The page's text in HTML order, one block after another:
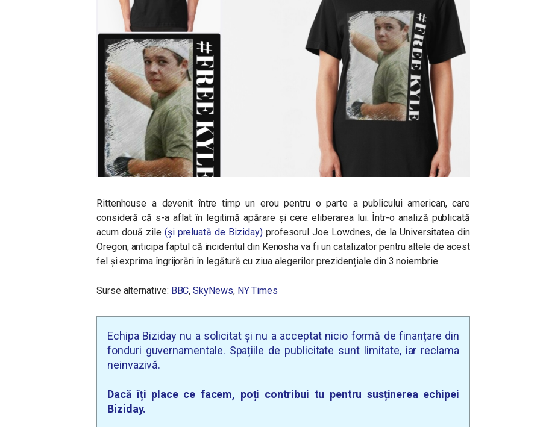
Rittenhouse a devenit între timp un erou pentru o parte a publicului american, care
consideră că s-a aflat în legitimă apărare și cere eliberarea lui. Într-o analiză publicată
acum două zile (și preluată de Biziday)profesorul Joe Lowdnes, de la Universitatea din
Oregon, anticipa faptul că incidentul din Kenosha va fi un catalizator pentru altele de acest
fel și exprima îngrijorări în legătură cu ziua alegerilor prezidențiale din 3 noiembrie.
Surse alternative: BBC,SkyNews, NY Times
Echipa Biziday nu a solicitat și nu a acceptat nicio formă de finanțare din
fonduri guvernamentale. Spațiile de publicitate sunt limitate, iar reclama
neinvazivă.
Dacă îți place ce facem, poți contribui tu pentru susținerea echipei
Biziday.